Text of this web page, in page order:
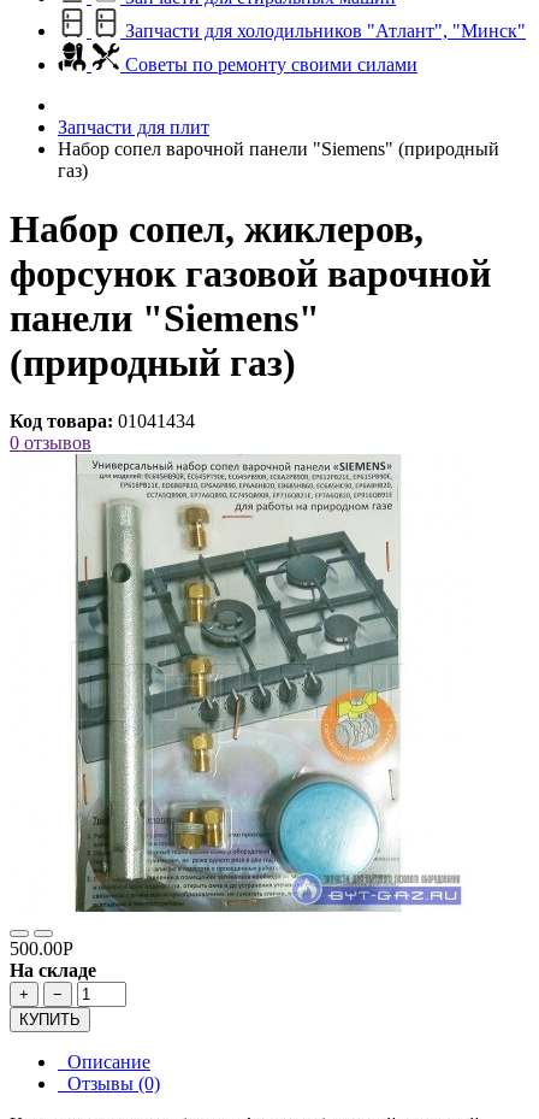
Запчасти для холодильников "Атлант", "Минск"
Советы по ремонту своими силами
Запчасти для плит
Набор сопел варочной панели "Siemens" (природный
газ)
Набор сопел, жиклеров,
форсунок газовой варочной
панели "Siemens"
(природный газ)
Код товара: 01041434
0 отзывов
500.00Р
На складе
+
−
КУПИТЬ
Описание
Отзывы (0)